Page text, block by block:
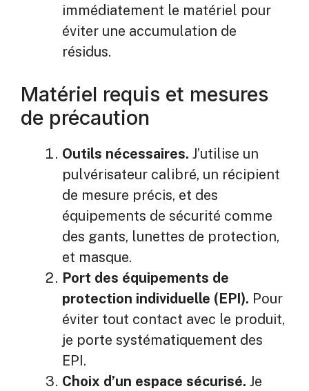
immédiatement le matériel pour
éviter une accumulation de
résidus.
Matériel requis et mesures
de précaution
Outils nécessaires. J’utilise un
pulvérisateur calibré, un récipient
de mesure précis, et des
équipements de sécurité comme
des gants, lunettes de protection,
et masque.
Port des équipements de
protection individuelle (EPI). Pour
éviter tout contact avec le produit,
je porte systématiquement des
EPI.
Choix d’un espace sécurisé. Je